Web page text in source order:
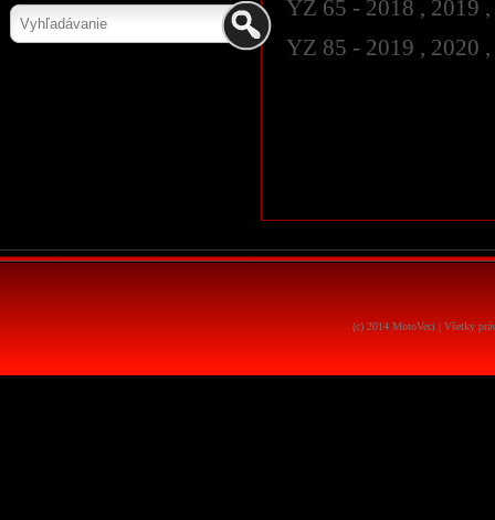
YZ 65 - 2018 , 2019
YZ 85 - 2019 , 2020
(c) 2014 MotoVeci | Všetky